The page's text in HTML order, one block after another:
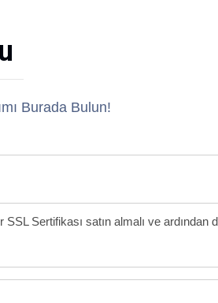
Burada Bulun!
Sertifikası satın almalı ve ardından